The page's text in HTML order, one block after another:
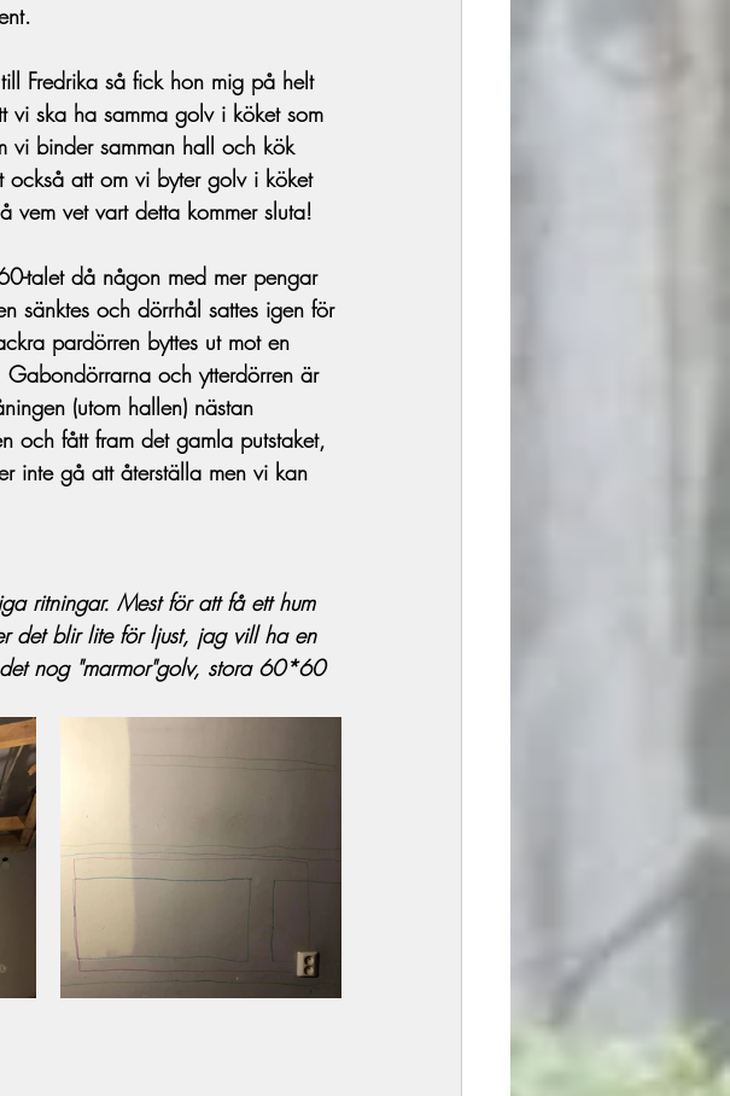
Fredrika så fick hon mig på helt
vi ska ha samma golv i köket som
vi binder samman hall och kök
också att om vi byter golv i köket
vem vet vart detta kommer sluta!
talet då någon med mer pengar
sänktes och dörrhål sattes igen för
pardörren byttes ut mot en
och ytterdörren är
(utom hallen) nästan
och fått fram det gamla putstaket,
inte gå att återställa men vi kan
ritningar. Mest för att få ett hum
det blir lite för ljust, jag vill ha en
nog "marmor"golv, stora 60*60